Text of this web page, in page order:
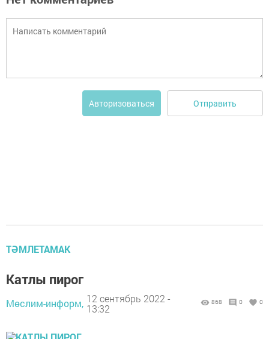
Авторизоваться Отправить
ТӘМЛЕТАМАК
Катлы пирог
Мөслим-информ, 12 сентябрь 2022 -
13:32
868 0 0